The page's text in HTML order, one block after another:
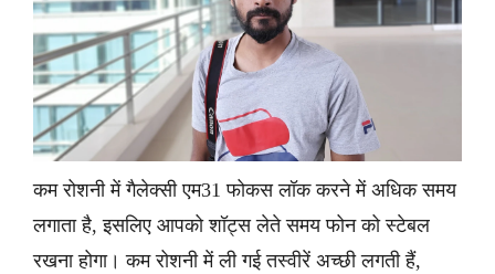
कम रोशनी में गैलेक्सी एम31 फोकस लॉक करने में अधिक समय
लगाता है, इसलिए आपको शॉट्स लेते समय फोन को स्टेबल
रखना होगा। कम रोशनी में ली गई तस्वीरें अच्छी लगती हैं,